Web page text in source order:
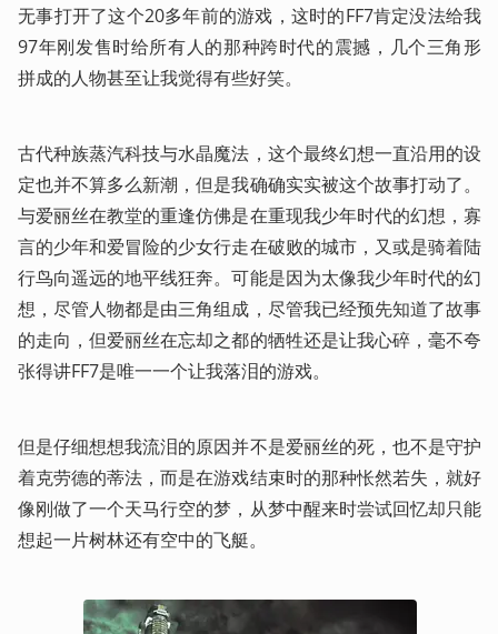
无事打开了这个20多年前的游戏，这时的FF7肯定没法给我
97年刚发售时给所有人的那种跨时代的震撼，几个三角形
拼成的人物甚至让我觉得有些好笑。
古代种族蒸汽科技与水晶魔法，这个最终幻想一直沿用的设
定也并不算多么新潮，但是我确确实实被这个故事打动了。
与爱丽丝在教堂的重逢仿佛是在重现我少年时代的幻想，寡
言的少年和爱冒险的少女行走在破败的城市，又或是骑着陆
行鸟向遥远的地平线狂奔。可能是因为太像我少年时代的幻
想，尽管人物都是由三角组成，尽管我已经预先知道了故事
的走向，但爱丽丝在忘却之都的牺牲还是让我心碎，毫不夸
张得讲FF7是唯一一个让我落泪的游戏。
但是仔细想想我流泪的原因并不是爱丽丝的死，也不是守护
着克劳德的蒂法，而是在游戏结束时的那种怅然若失，就好
像刚做了一个天马行空的梦，从梦中醒来时尝试回忆却只能
想起一片树林还有空中的飞艇。